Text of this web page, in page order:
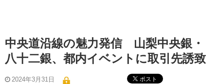
中央道沿線の魅力発信 山梨中央銀・
八十二銀、都内イベントに取引先誘致
2024年3月31日 ポスト